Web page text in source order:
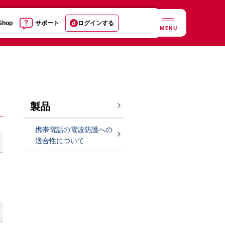
サポート ログインする
MENU
製品
携帯電話の電波防護への
適合性について